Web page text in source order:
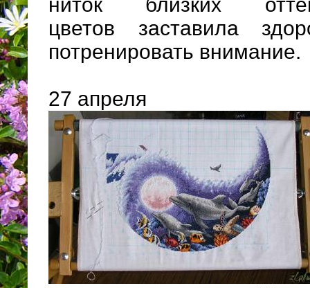
цветов заставила
потренировать внимание.
27 апреля